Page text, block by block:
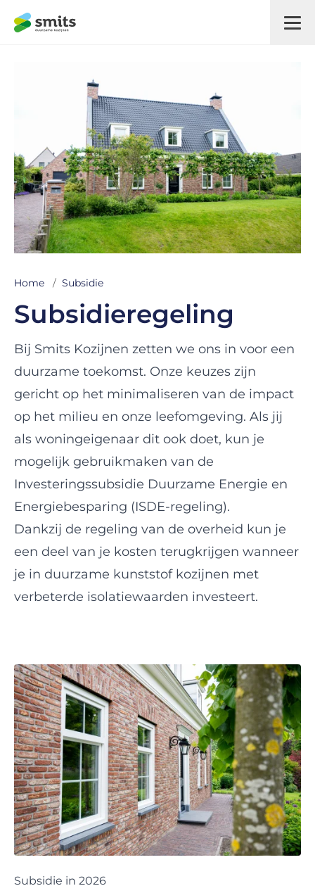
Home / Subsidie
Subsidieregeling
Bij Smits Kozijnen zetten we ons in voor een
duurzame toekomst. Onze keuzes zijn
gericht op het minimaliseren van de impact
op het milieu en onze leefomgeving. Als jij
als woningeigenaar dit ook doet, kun je
mogelijk gebruikmaken van de
Investeringssubsidie Duurzame Energie en
Energiebesparing (ISDE-regeling).
Dankzij de regeling van de overheid kun je
een deel van je kosten terugkrijgen wanneer
je in duurzame kunststof kozijnen met
verbeterde isolatiewaarden investeert.
Subsidie in 2026